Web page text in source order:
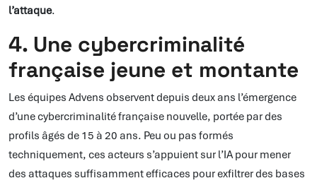
l’attaque.
4. Une cybercriminalité
française jeune et montante
Les équipes Advens observent depuis deux ans l’émergence
d’une cybercriminalité française nouvelle, portée par des
profils âgés de 15 à 20 ans. Peu ou pas formés
techniquement, ces acteurs s’appuient sur l’IA pour mener
des attaques suffisamment efficaces pour exfiltrer des bases